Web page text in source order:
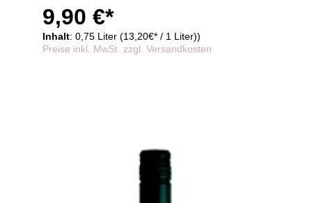
9,90 €*
Inhalt: 0,75 Liter (13,20€* / 1 Liter))
Preise inkl. MwSt. zzgl. Versandkosten